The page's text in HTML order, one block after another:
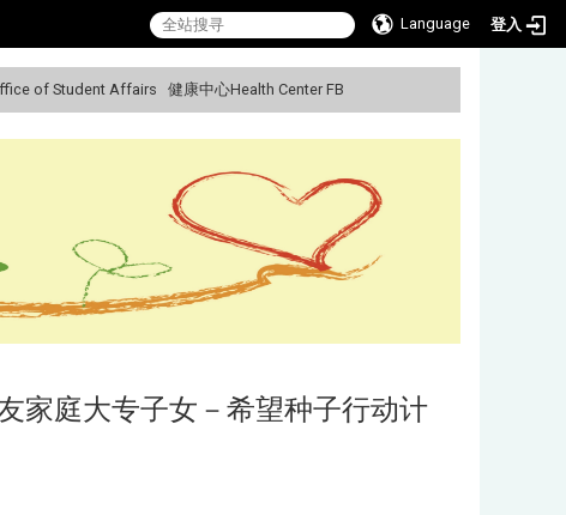
Language 登入
of Student Affairs 健康中心Health Center FB
家庭大专子女－希望种子行动计